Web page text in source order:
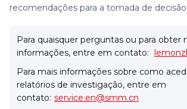
recomendações para a tomada de decisão.
Para quaisquer perguntas ou para obter
informações, entre em contato:
Para mais informações sobre como
relatórios de investigação, entre em
contato: service.en@smm.cn